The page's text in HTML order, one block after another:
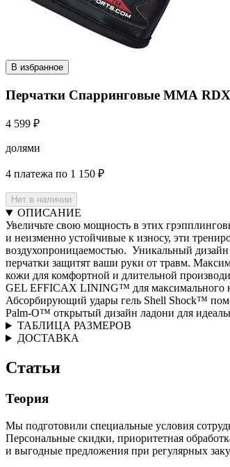
В избранное
Перчатки Спарринговые ММА
4 599 ₽
долями
4 платежа по 1 150 ₽
Нет в наличии
ОПИСАНИЕ
Увеличьте свою мощность в этих
и неизменно устойчивые к износу, эти
воздухопроницаемостью. Уникальный дизайн
перчатки защитят ваши руки от травм.
кожи для комфортной и длительной
GEL EFFICAX LINING™ для максимального
Абсорбирующий удары гель Shell Shock™
Palm-O™ открытый дизайн ладони для
ТАБЛИЦА РАЗМЕРОВ
ДОСТАВКА
Статьи
Теория
Мы подготовили специальные условия
Персональные скидки, приоритетная
и выгодные предложения при регулярных